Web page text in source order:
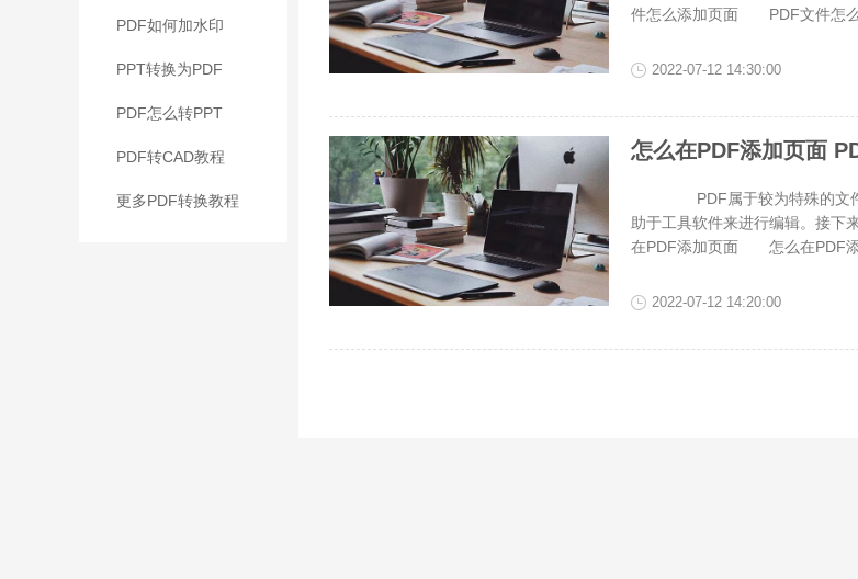
PDF如何加水印
PPT转换为PDF
PDF怎么转PPT
PDF转CAD教程
更多PDF转换教程
件怎么添加页面 PDF文件怎么
该页面，接着选择“文档”，依
操作就完成了。 PDF文件怎
右移动红色分割线，来确定裁
能直接编辑，需要使用一些特殊
2022-07-12 14:30:00
怎么在PDF添加页面
PDF属于较为特殊的文件格
助于工具软件来进行编辑。接
在PDF添加页面 怎么在PDF
件”。 3、接下来大家需要在哪
加新的页面了。添加好新的
2022-07-12 14:20:00